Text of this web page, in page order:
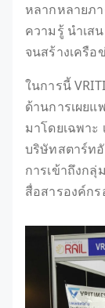
หลากหลายภ
ความรู้ นำเ
จนสร้างเครื
ในการนี้
ด้านการเผย
มาโดยเฉพาะ
บริษัทสตาร์ท
การเข้าถึงก
สื่อสารองค์กร